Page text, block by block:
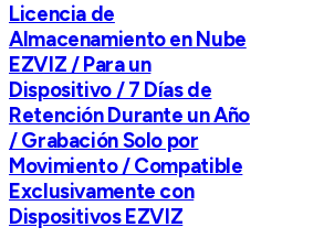
Licencia de
Almacenamiento en Nube
EZVIZ / Para un
Dispositivo / 7 Días de
Retención Durante un Año
/ Grabación Solo por
Movimiento / Compatible
Exclusivamente con
Dispositivos EZVIZ